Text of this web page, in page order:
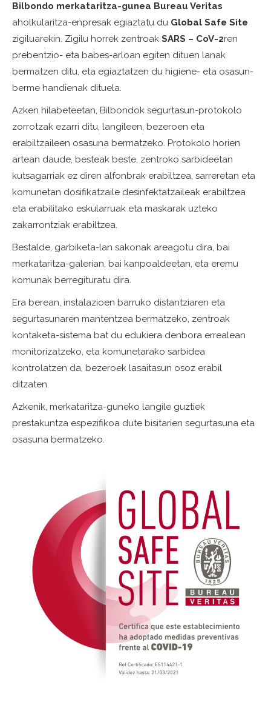
Bilbondo merkataritza-gunea Bureau Veritas
aholkularitza-enpresak egiaztatu du Global Safe Site
zigiluarekin. Zigilu horrek zentroak SARS – CoV-2ren
prebentzio- eta babes-arloan egiten dituen lanak
bermatzen ditu, eta egiaztatzen du higiene- eta osasun-
berme handienak dituela.
Azken hilabeteetan, Bilbondok segurtasun-protokolo
zorrotzak ezarri ditu, langileen, bezeroen eta
erabiltzaileen osasuna bermatzeko. Protokolo horien
artean daude, besteak beste, zentroko sarbideetan
kutsagarriak ez diren alfonbrak erabiltzea, sarreretan eta
komunetan dosifikatzaile desinfektatzaileak erabiltzea
eta erabilitako eskularruak eta maskarak uzteko
zakarrontziak erabiltzea.
Bestalde, garbiketa-lan sakonak areagotu dira, bai
merkataritza-galerian, bai kanpoaldeetan, eta eremu
komunak berregituratu dira.
Era berean, instalazioen barruko distantziaren eta
segurtasunaren mantentzea bermatzeko, zentroak
kontaketa-sistema bat du edukiera denbora errealean
monitorizatzeko, eta komunetarako sarbidea
kontrolatzen da, bezeroek lasaitasun osoz erabil
ditzaten.
Azkenik, merkataritza-guneko langile guztiek
prestakuntza espezifikoa dute bisitarien segurtasuna eta
osasuna bermatzeko.